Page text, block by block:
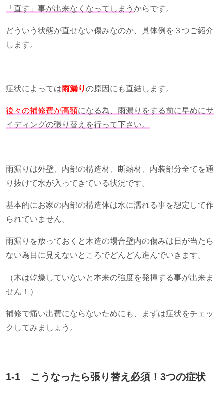
「直す」事が出来なくなってしまう からです。
どういう状態が直せない傷みなのか、具体例を３つご紹介
します。
症状によっては雨漏りの原因にも直結します。
後々の補修費が高額になる為、雨漏りをする前に早めにサ
イディングの張り替えを行って下さい。
雨漏りは外壁、内部の構造材、断熱材、内装部分全てを通
り抜けて水が入ってきている状況です。
基本的にお家の内部の構造体は水に濡れる事を想定して作
られていません。
雨漏りを放っておくと木造の場合壁内の傷みは日が当たら
ない為目に見えないところでどんどん進んでいきます。
（木は乾燥していないと本来の強度を発揮する事が出来ま
せん！）
補修で痛い出費にならないためにも、まずは症状をチェッ
クしてみましょう。
1-1 こうなったら張り替え必須！3つの症状